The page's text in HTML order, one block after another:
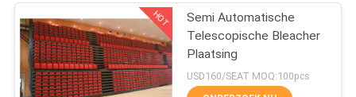
KWALITEITSCONTROLE
Telescopische
Bleacher Plaatsing
HOT
Semi Automatische
Telescopische Bleacher
Plaatsing
USD160/SEAT MOQ:100pcs